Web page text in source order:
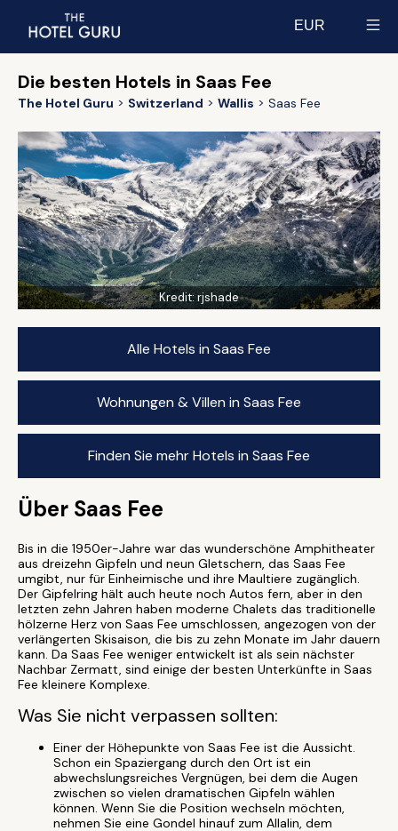
EUR
Die besten Hotels in Saas Fee
The Hotel Guru Switzerland Wallis Saas Fee
Kredit:rjshade
Alle Hotels in Saas Fee
Wohnungen & Villen in Saas Fee
Finden Sie mehr Hotels in Saas Fee
Über Saas Fee
Bis in die 1950er-Jahre war das wunderschöne Amphitheater
aus dreizehn Gipfeln und neun Gletschern, das Saas Fee
umgibt, nur für Einheimische und ihre Maultiere zugänglich.
Der Gipfelring hält auch heute noch Autos fern, aber in den
letzten zehn Jahren haben moderne Chalets das traditionelle
hölzerne Herz von Saas Fee umschlossen, angezogen von der
verlängerten Skisaison, die bis zu zehn Monate im Jahr dauern
kann. Da Saas Fee weniger entwickelt ist als sein nächster
Nachbar Zermatt, sind einige der besten Unterkünfte in Saas
Fee kleinere Komplexe.
Was Sie nicht verpassen sollten:
Einer der Höhepunkte von Saas Fee ist die Aussicht.
Schon ein Spaziergang durch den Ort ist ein
abwechslungsreiches Vergnügen, bei dem die Augen
zwischen so vielen dramatischen Gipfeln wählen
können. Wenn Sie die Position wechseln möchten,
nehmen Sie eine Gondel hinauf zum Allalin, dem